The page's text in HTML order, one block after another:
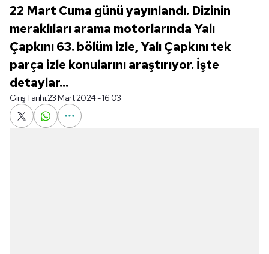
22 Mart Cuma günü yayınlandı. Dizinin
meraklıları arama motorlarında Yalı
Çapkını 63. bölüm izle, Yalı Çapkını tek
parça izle konularını araştırıyor. İşte
detaylar...
Giriş Tarihi:23 Mart 2024 - 16:03